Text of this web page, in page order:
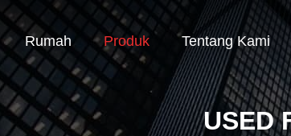
Rumah Produk Tentang Kami
USED